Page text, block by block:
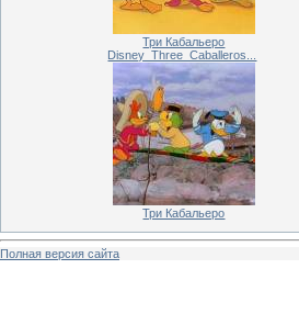
Три Кабальеро
Disney_Three_Caballeros...
Три Кабальеро
Полная версия сайта